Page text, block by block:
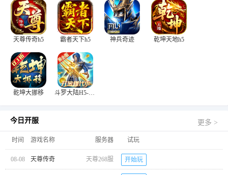
天尊传奇h5 霸者天下h5 神兵奇迹 乾坤天地h5
乾坤大挪移 斗罗大陆H5-极速黄金版
今日开服 更多 >
时间 游戏名称 服务器 试玩
08-08 天尊传奇 天尊268服 开始玩